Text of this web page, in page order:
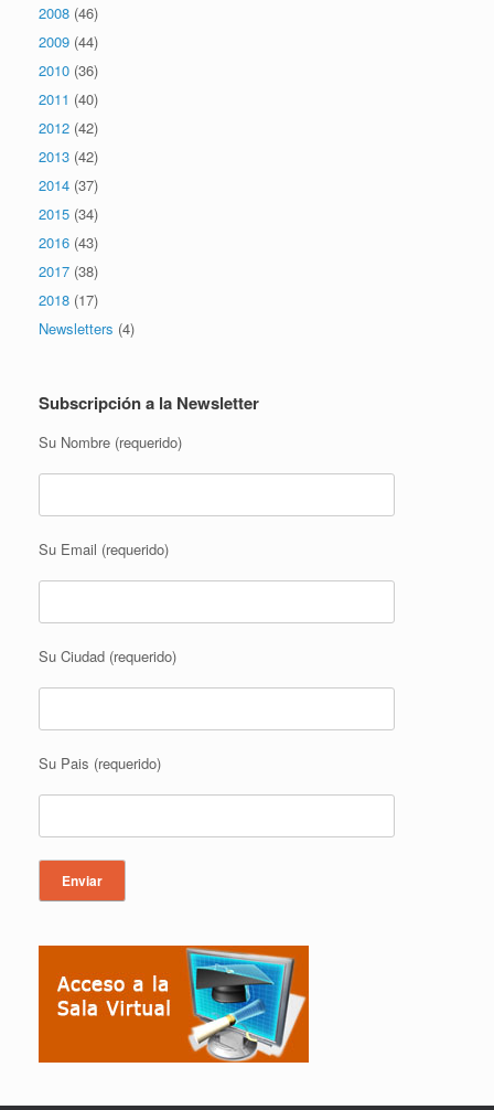
2008 (46)
2009 (44)
2010 (36)
2011 (40)
2012 (42)
2013 (42)
2014 (37)
2015 (34)
2016 (43)
2017 (38)
2018 (17)
Newsletters (4)
Subscripción a la Newsletter
Su Nombre (requerido)
Su Email (requerido)
Su Ciudad (requerido)
Su Pais (requerido)